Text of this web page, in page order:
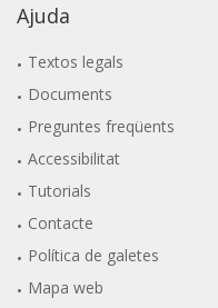
Ajuda
Textos legals
Documents
Preguntes freqüents
Accessibilitat
Tutorials
Contacte
Política de galetes
Mapa web